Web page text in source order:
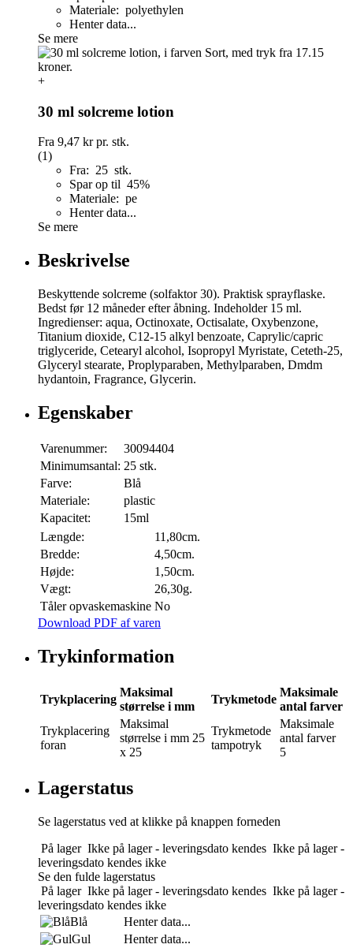
Materiale: polyethylen
Henter data...
Se mere
+
30 ml solcreme lotion
Fra 9,47 krpr. stk.
(1)
Fra: 25 stk.
Spar op til 45%
Materiale: pe
Henter data...
Se mere
Beskrivelse
Beskyttende solcreme (solfaktor 30). Praktisk sprayflaske.
Bedst før 12 måneder efter åbning. Indeholder 15 ml.
Ingredienser: aqua, Octinoxate, Octisalate, Oxybenzone,
Titanium dioxide, C12-15 alkyl benzoate, Caprylic/capric
triglyceride, Cetearyl alcohol, Isopropyl Myristate, Ceteth-25,
Glyceryl stearate, Proplyparaben, Methylparaben, Dmdm
hydantoin, Fragrance, Glycerin.
Egenskaber
Varenummer:
30094404
Minimumsantal: 25 stk.
Farve:
Blå
Materiale:
plastic
Kapacitet:
15ml
Længde:
11,80cm.
Bredde:
4,50cm.
Højde:
1,50cm.
Vægt:
26,30g.
Tåler opvaskemaskine No
Download PDF af varen
Trykinformation
Trykplacering
Maksimal
størrelse i mm
Trykmetode
Maksimale
antal farver
Trykplacering
foran
Maksimal
størrelse i mm 25
x 25
Trykmetode
tampotryk
Maksimale
antal farver
5
Lagerstatus
Se lagerstatus ved at klikke på knappen forneden
På lager Ikke på lager - leveringsdato kendes Ikke på lager -
leveringsdato kendes ikke
Se den fulde lagerstatus
På lager Ikke på lager - leveringsdato kendes Ikke på lager -
leveringsdato kendes ikke
Blå
Henter data...
Gul
Henter data...